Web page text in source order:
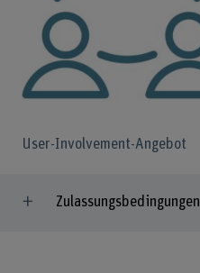
User-Involvement-Angebot
Zulassungsbedingungen